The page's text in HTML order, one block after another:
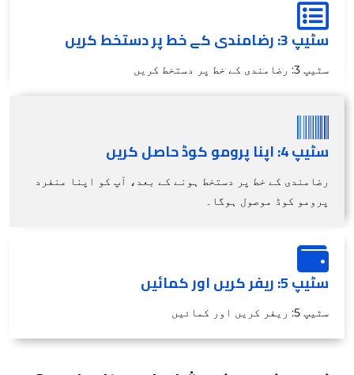
سٹیپ 3: رضامندی کے خط پر دستخط کریں
سٹیپ 3: رضامندی کے خط پر دستخط کریں
سٹیپ 4: اپنا پرومو کوڈ حاصل کریں
رضامندی کے خط پر دستخط ہونے کے بعد، آپ کو اپنا منفرد
پرومو کوڈ موصول ہوگا۔
سٹیپ 5: ریفر کریں اور کمائیں
سٹیپ 5: ریفر کریں اور کمائیں